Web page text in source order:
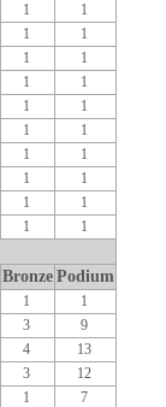
1
1
1
1
1
1
1
1
1
1
1
1
1
1
1
1
1
1
1 1
Bronze Podium
1
1
3
9
4
13
3
12
1
7